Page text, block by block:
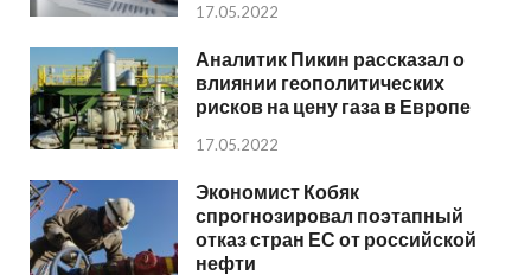
17.05.2022
Аналитик Пикин рассказал о
влиянии геополитических
рисков на цену газа в Европе
17.05.2022
Экономист Кобяк
спрогнозировал поэтапный
отказ стран ЕС от российской
нефти